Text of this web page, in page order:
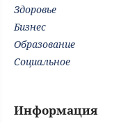
Здоровье
Бизнес
Образование
Социальное
Информация